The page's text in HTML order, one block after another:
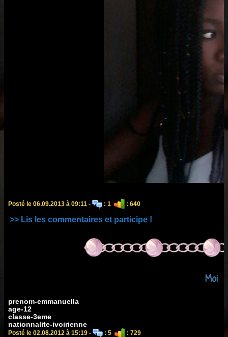
Posté le 06.09.2013 à 09:11 - : 1 : 640
>> Lis les commentaires et participe !
Moi
prenom-emmanuella
age-12
classe-3eme
nationnalite-ivoirienne
Posté le 02.08.2012 à 15:19 - : 5 : 729